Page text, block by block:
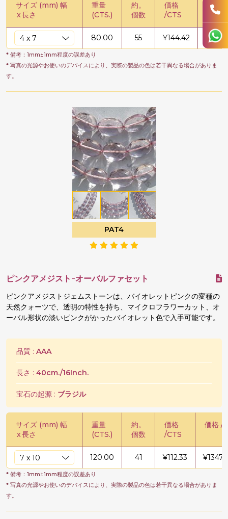
サイズ (mm) 幅
x長さ
重量
(CTS.)
約。
個数
価格
/CTS
価格
80.00 55 ¥144.42 ¥
* 備考：1mm±1mm程度の誤差あり
* 写真の光源やお使いのデバイスにより、実際の製品の色は若干異なる場合がありま
す。
PAT4
ピンクアメジスト-オーバルファセット
ピンクアメジストジェムストーンは、バイオレットピンクの変種の
天然クォーツで、透明の特性を持ち、マイクロフラワーカット、オ
ーバル形状の淡いピンクがかったバイオレット色で入手可能です。
品質 : AAA
長さ : 40cm./16Inch.
宝石の起源 : ブラジル
サイズ (mm) 幅
x長さ
重量
(CTS.)
約。
個数
価格
/CTS
価格 /
120.00 41 ¥112.33 ¥
* 備考：1mm±1mm程度の誤差あり
* 写真の光源やお使いのデバイスにより、実際の製品の色は若干異なる場合がありま
す。